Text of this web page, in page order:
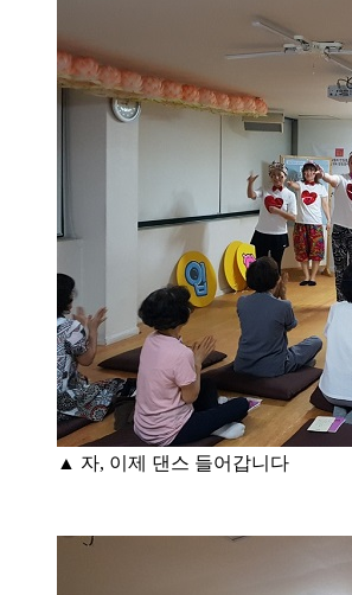
▲ 자, 이제 댄스 들어갑니다